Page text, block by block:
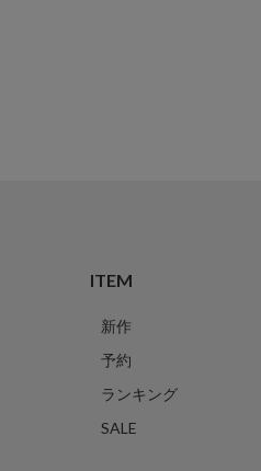
ITEM
新作
予約
ランキング
SALE